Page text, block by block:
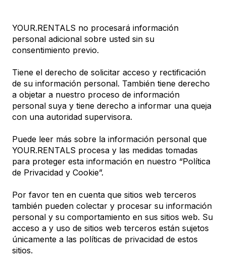
YOUR.RENTALS no procesará información
personal adicional sobre usted sin su
consentimiento previo.
Tiene el derecho de solicitar acceso y rectificación
de su información personal. También tiene derecho
a objetar a nuestro proceso de información
personal suya y tiene derecho a informar una queja
con una autoridad supervisora.
Puede leer más sobre la información personal que
YOUR.RENTALS procesa y las medidas tomadas
para proteger esta información en nuestro “Política
de Privacidad y Cookie”.
Por favor ten en cuenta que sitios web terceros
también pueden colectar y procesar su información
personal y su comportamiento en sus sitios web. Su
acceso a y uso de sitios web terceros están sujetos
únicamente a las políticas de privacidad de estos
sitios.